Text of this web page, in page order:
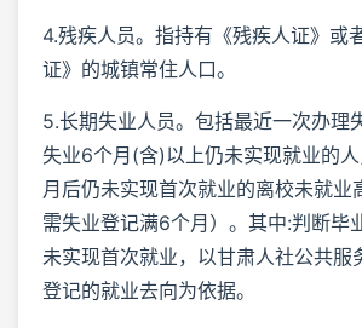
4.残疾人员。指持有《残疾人证》或
证》的城镇常住人口。
5.长期失业人员。包括最近一次办理
失业6个月(含)以上仍未实现就业的
月后仍未实现首次就业的离校未就业
需失业登记满6个月）。其中:判断毕
未实现首次就业，以甘肃人社公共服
登记的就业去向为依据。